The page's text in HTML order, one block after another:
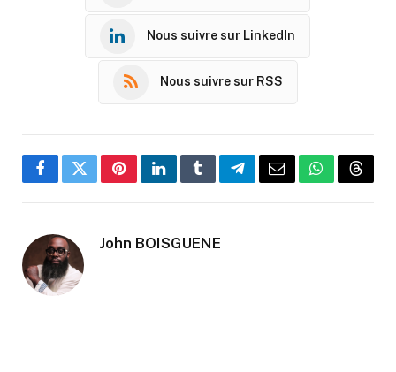
Nous suivre sur LinkedIn
Nous suivre sur RSS
FacebookTwitterPinterestLinkedInTumblrTelegramEmailWhatsApp
John BOISGUENE